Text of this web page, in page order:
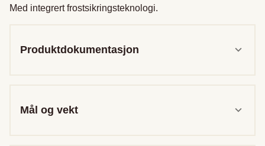
Med integrert frostsikringsteknologi.
Produktdokumentasjon
Mål og vekt